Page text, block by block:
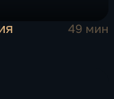
49 мин